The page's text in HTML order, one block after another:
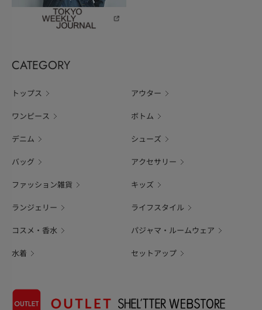
CATEGORY
トップス アウター
ワンピース ボトム
デニム シューズ
バッグ アクセサリー
ファッション雑貨 キッズ
ランジェリー ライフスタイル
コスメ・香水 パジャマ・ルームウェア
水着 セットアップ